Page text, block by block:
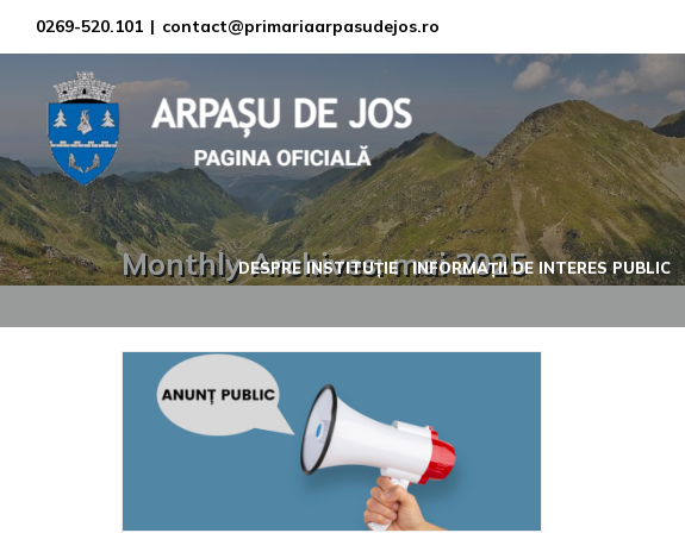
Skip
to
content
0269-520.101 | contact@primariaarpasudejos.ro
DESPRE INSTITUȚIE INFORMAȚII DE INTERES PUBLIC
Monthly Archives:mai 2025